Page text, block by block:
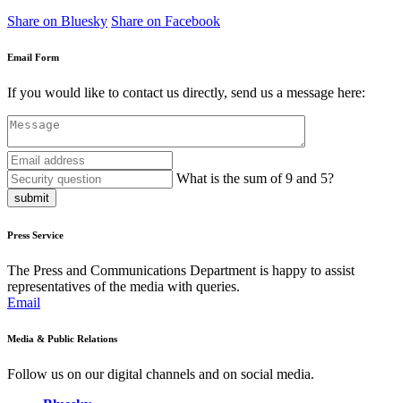
Share on Bluesky Share on Facebook
Email Form
If you would like to contact us directly, send us a message here:
What is the sum of 9 and 5?
submit
Press Service
The Press and Communications Department is happy to assist
representatives of the media with queries.
Email
Media & Public Relations
Follow us on our digital channels and on social media.